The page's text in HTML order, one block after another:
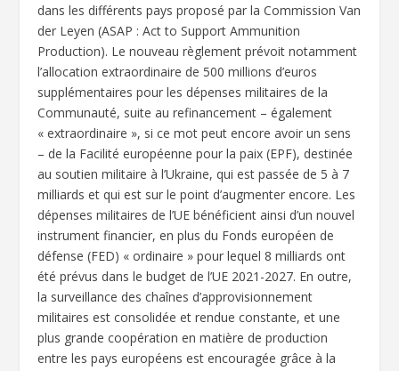
dans les différents pays proposé par la Commission Van
der Leyen (ASAP : Act to Support Ammunition
Production). Le nouveau règlement prévoit notamment
l’allocation extraordinaire de 500 millions d’euros
supplémentaires pour les dépenses militaires de la
Communauté, suite au refinancement – également
« extraordinaire », si ce mot peut encore avoir un sens
– de la Facilité européenne pour la paix (EPF), destinée
au soutien militaire à l’Ukraine, qui est passée de 5 à 7
milliards et qui est sur le point d’augmenter encore. Les
dépenses militaires de l’UE bénéficient ainsi d’un nouvel
instrument financier, en plus du Fonds européen de
défense (FED) « ordinaire » pour lequel 8 milliards ont
été prévus dans le budget de l’UE 2021-2027. En outre,
la surveillance des chaînes d’approvisionnement
militaires est consolidée et rendue constante, et une
plus grande coopération en matière de production
entre les pays européens est encouragée grâce à la